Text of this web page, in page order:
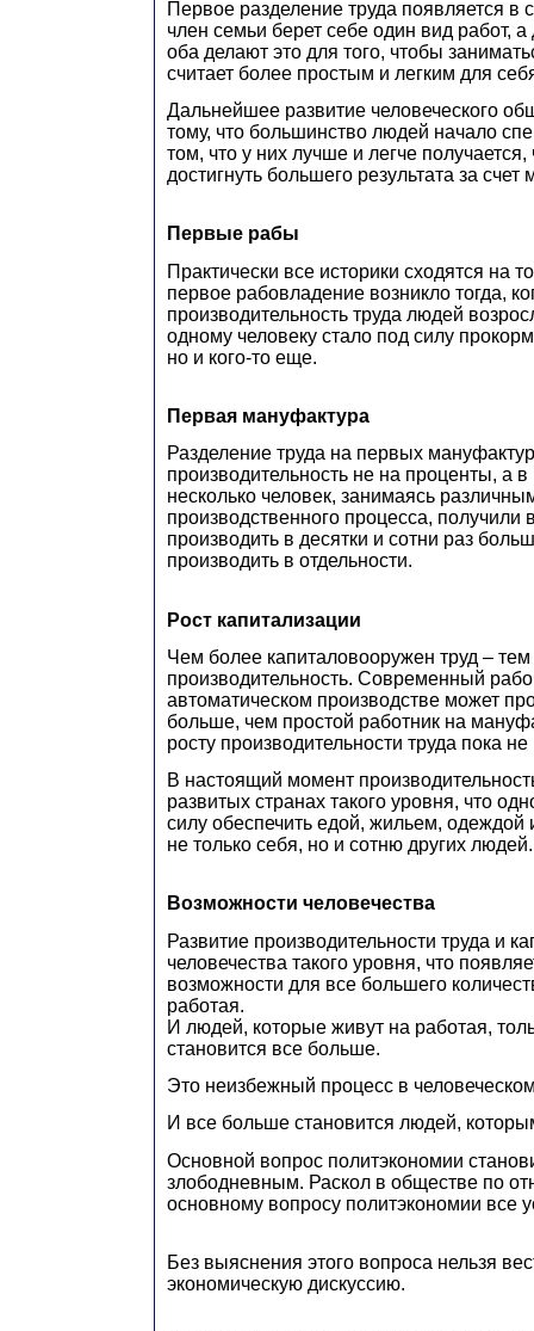
Первое разделение труда появляется в
член семьи берет себе один вид работ, а
оба делают это для того, чтобы
считает более простым и легким для
Дальнейшее развитие человеческого
тому, что большинство людей начало
том, что у них лучше и легче получается,
достигнуть большего результата за
Первые рабы
Практически все историки сходятся на
первое рабовладение возникло тогда,
производительность труда людей
одному человеку стало под силу
но и кого-то еще.
Первая мануфактура
Разделение труда на первых
производительность не на проценты, а
несколько человек, занимаясь
производственного процесса, получили
производить в десятки и сотни раз
производить в отдельности.
Рост капитализации
Чем более капиталовооружен труд –
производительность. Современный
автоматическом производстве может
больше, чем простой работник на
росту производительности труда пока
В настоящий момент
развитых странах такого уровня, что
силу обеспечить едой, жильем, одеждой
не только себя, но и сотню других людей.
Возможности человечества
Развитие производительности труда и
человечества такого уровня, что
возможности для все большего
работая.
И людей, которые живут на работая,
становится все больше.
Это неизбежный процесс в
И все больше становится людей,
Основной вопрос политэкономии
злободневным. Раскол в обществе по
основному вопросу политэкономии все
Без выяснения этого вопроса нельзя
экономическую дискуссию.